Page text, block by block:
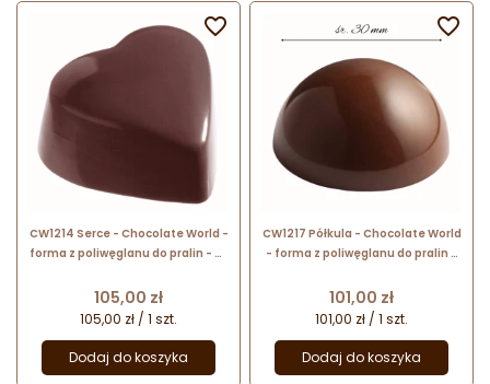
CW1214 Serce - Chocolate World -
forma z poliwęglanu do pralin - dł.
x 24 praliny
Cena
105,00 zł
105,00 zł / 1 szt.
Dodaj do koszyka

CW1217 Półkula - Chocolate World
- forma z poliwęglanu do pralin -
praliny
Cena
101,00 zł
101,00 zł / 1 szt.
Dodaj do koszyka
